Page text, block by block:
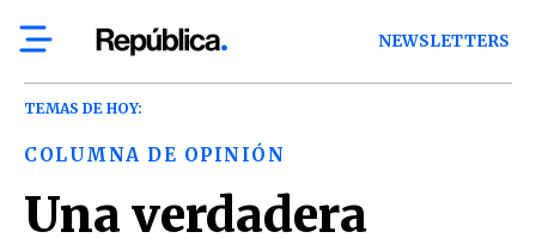
NEWSLETTERS
TEMAS DE HOY:
COLUMNA DE OPINIÓN
Una verdadera